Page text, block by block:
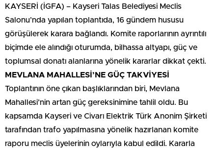
KAYSERİ (İGFA) – Kayseri Talas Belediyesi Meclis
Salonu’nda yapılan toplantıda, 16 gündem hususu
görüşülerek karara bağlandı. Komite raporlarının ayrıntılı
biçimde ele alındığı oturumda, bilhassa altyapı, güç ve
toplumsal donatı alanlarına yönelik kararlar dikkat çekti.
MEVLANA MAHALLESİ’NE GÜÇ TAKVİYESİ
Toplantının öne çıkan başlıklarından biri, Mevlana
Mahallesi’nin artan güç gereksinimine tahlil oldu. Bu
kapsamda Kayseri ve Civarı Elektrik Türk Anonim Şirketi
tarafından trafo yapılmasına yönelik hazırlanan komite
raporu meclis üyelerinin oylarıyla kabul edildi. Kararla